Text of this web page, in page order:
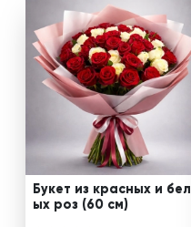
Букет из красных и бел
ых роз (60 см)